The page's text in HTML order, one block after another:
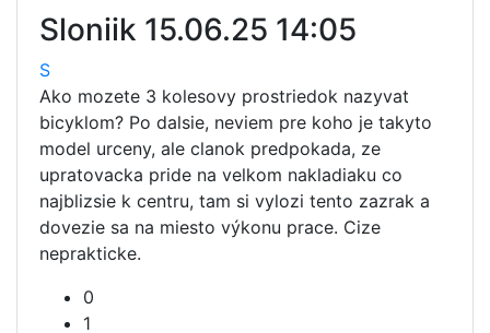
Sloniik 15.06.25 14:05
S
Ako mozete 3 kolesovy prostriedok nazyvat
bicyklom? Po dalsie, neviem pre koho je takyto
model urceny, ale clanok predpokada, ze
upratovacka pride na velkom nakladiaku co
najblizsie k centru, tam si vylozi tento zazrak a
dovezie sa na miesto výkonu prace. Cize
neprakticke.
0
1